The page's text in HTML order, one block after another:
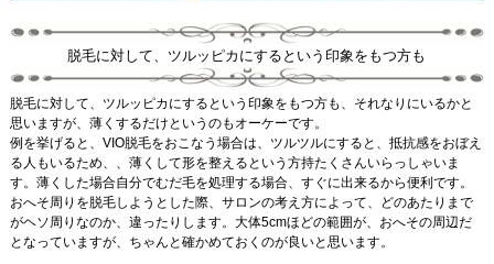
脱毛に対して、ツルッピカにするという印象をもつ方も
脱毛に対して、ツルッピカにするという印象をもつ方も、それなりにいるかと
思いますが、薄くするだけというのもオーケーです。
例を挙げると、VIO脱毛をおこなう場合は、ツルツルにすると、抵抗感をおぼえ
る人もいるため、、薄くして形を整えるという方持たくさんいらっしゃいま
す。薄くした場合自分でむだ毛を処理する場合、すぐに出来るから便利です。
おへそ周りを脱毛しようとした際、サロンの考え方によって、どのあたりまで
がヘソ周りなのか、違ったりします。大体5cmほどの範囲が、おへその周辺だ
となっていますが、ちゃんと確かめておくのが良いと思います。